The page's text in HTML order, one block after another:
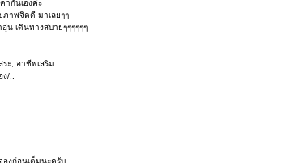
ากันเองค่ะ
ภาพจิตดี มาเลยๆๆ
เดินทางสบายๆๆๆๆๆๆ
ะ, อาชีพเสริม
/..
องก่อนเต็มนะครับ